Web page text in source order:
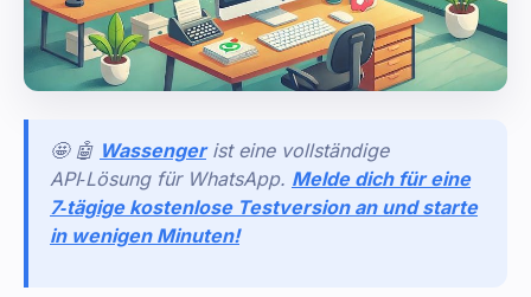
🤩 🤖 Wassenger ist eine vollständige
API‑Lösung für WhatsApp. Melde dich für eine
7‑tägige kostenlose Testversion an und starte
in wenigen Minuten!